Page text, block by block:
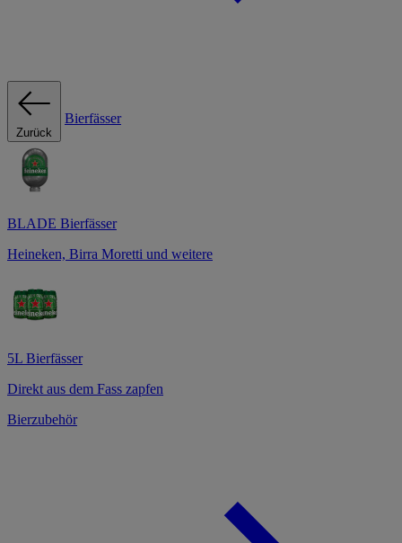
Zurück
Bierfässer
BLADE Bierfässer
Heineken, Birra Moretti und weitere
5L Bierfässer
Direkt aus dem Fass zapfen
Bierzubehör